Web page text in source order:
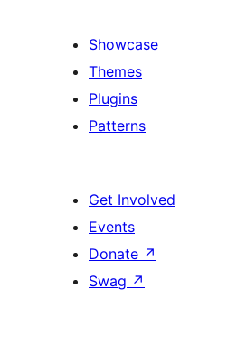
Showcase
Themes
Plugins
Patterns
Get Involved
Events
Donate ↗
Swag ↗